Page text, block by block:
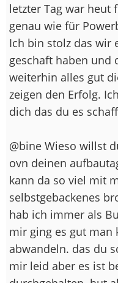
letzter Tag war heut
genau wie für
Ich bin stolz das wir
geschaft haben und
weiterhin alles gut
zeigen den Erfolg.
dich das du es
@bine Wieso willst
ovn deinen
kann da so viel mit
selbstgebackenes
hab ich immer als
mir ging es gut man
abwandeln. das du
mir leid aber es ist